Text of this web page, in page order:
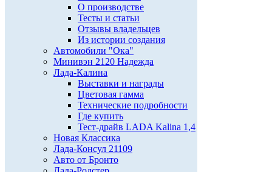
О производстве
Тесты и статьи
Отзывы владельцев
Из истории создания
Автомобили "Ока"
Минивэн 2120 Надежда
Лада-Калина
Выставки и награды
Цветовая гамма
Технические подробности
Где купить
Тест-драйв LADA Kalina 1,4
Новая Классика
Лада-Консул 21109
Авто от Бронто